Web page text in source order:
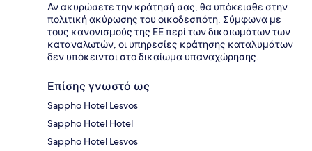
Αν ακυρώσετε την κράτησή σας, θα υπόκεισθε στην
πολιτική ακύρωσης του οικοδεσπότη. Σύμφωνα με
τους κανονισμούς της ΕΕ περί των δικαιωμάτων των
καταναλωτών, οι υπηρεσίες κράτησης καταλυμάτων
δεν υπόκεινται στο δικαίωμα υπαναχώρησης.
Επίσης γνωστό ως
Sappho Hotel Lesvos
Sappho Hotel Hotel
Sappho Hotel Lesvos